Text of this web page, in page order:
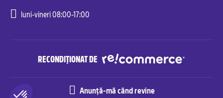
Anunță-mă când revine
luni-vineri 08:00-17:00
RECONDIȚIONAT DE
Recommerce© Solutions. All rights reserved.